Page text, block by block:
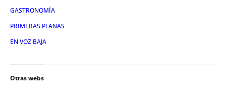
GASTRONOMÍA
PRIMERAS PLANAS
EN VOZ BAJA
Otras webs